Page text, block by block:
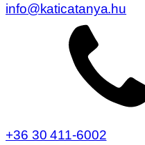
info@katicatanya.hu
+36 30 411-6002